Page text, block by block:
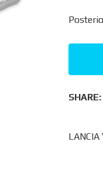
SHARE: